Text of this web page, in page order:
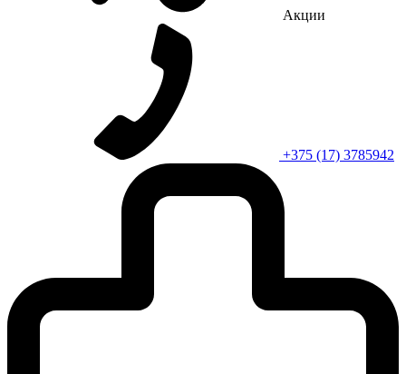
Акции
+375 (17) 3785942